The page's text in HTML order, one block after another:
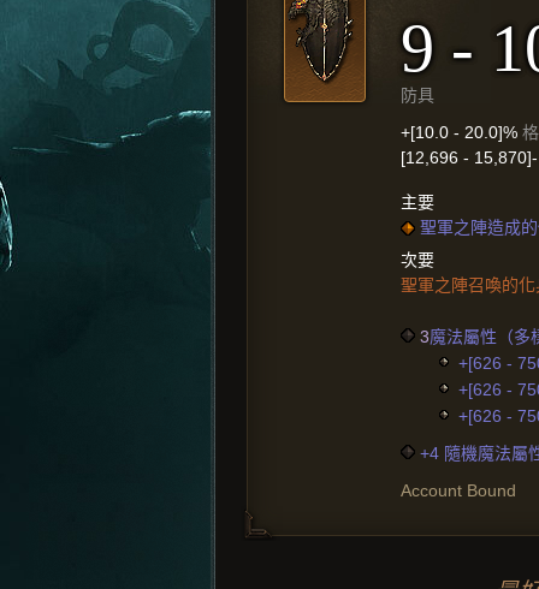
9 -
防具
+[10.0 - 20.0]%
[12,696 -
主要
聖軍之陣造成
次要
聖軍之陣召喚的
3魔法屬性（多
+[626 -
+[626 -
+[626 -
+4 隨機魔法屬
Account Bound